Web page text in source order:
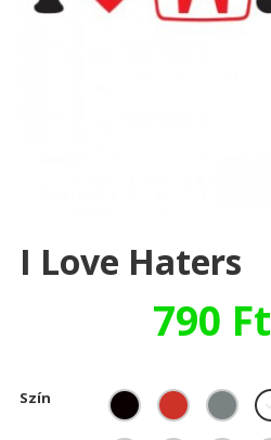
I Love Haters
790 Ft
Szín